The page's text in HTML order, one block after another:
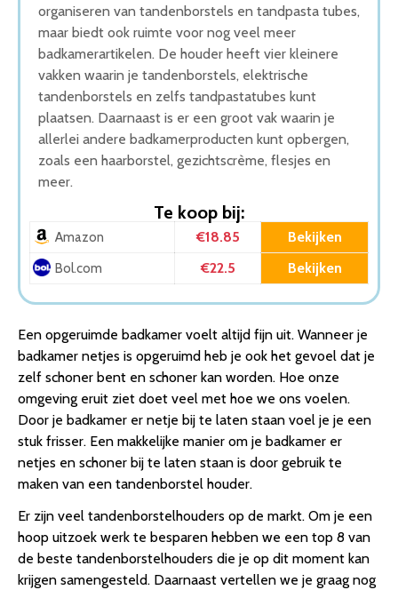
organiseren van tandenborstels en tandpasta tubes,
maar biedt ook ruimte voor nog veel meer
badkamerartikelen. De houder heeft vier kleinere
vakken waarin je tandenborstels, elektrische
tandenborstels en zelfs tandpastatubes kunt
plaatsen. Daarnaast is er een groot vak waarin je
allerlei andere badkamerproducten kunt opbergen,
zoals een haarborstel, gezichtscrème, flesjes en
meer.
Te koop bij:
Amazon €18.85 Bekijken
Bol.com €22.5 Bekijken
Een opgeruimde badkamer voelt altijd fijn uit. Wanneer je
badkamer netjes is opgeruimd heb je ook het gevoel dat je
zelf schoner bent en schoner kan worden. Hoe onze
omgeving eruit ziet doet veel met hoe we ons voelen.
Door je badkamer er netje bij te laten staan voel je je een
stuk frisser. Een makkelijke manier om je badkamer er
netjes en schoner bij te laten staan is door gebruik te
maken van een tandenborstel houder.
Er zijn veel tandenborstelhouders op de markt. Om je een
hoop uitzoek werk te besparen hebben we een top 8 van
de beste tandenborstelhouders die je op dit moment kan
krijgen samengesteld. Daarnaast vertellen we je graag nog